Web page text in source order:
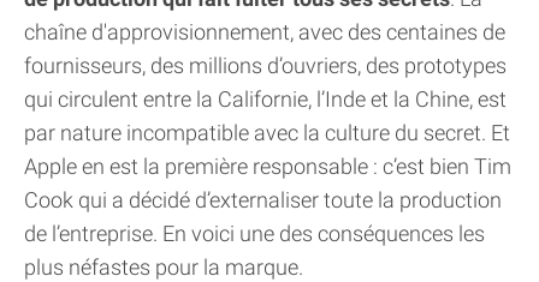
chaîne d'approvisionnement, avec des centaines de
fournisseurs, des millions d’ouvriers, des prototypes
qui circulent entre la Californie, l’Inde et la Chine, est
par nature incompatible avec la culture du secret. Et
Apple en est la première responsable : c’est bien Tim
Cook qui a décidé d’externaliser toute la production
de l’entreprise. En voici une des conséquences les
plus néfastes pour la marque.